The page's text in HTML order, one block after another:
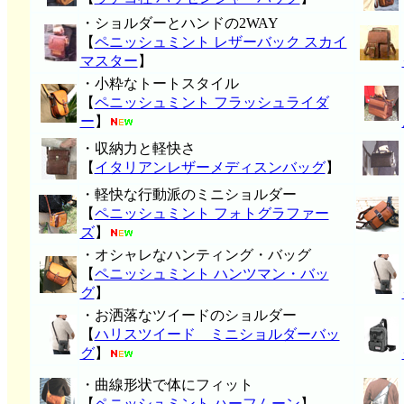
・ショルダーとハンドの2WAY
【ペニッシュミント レザーバック スカイ
マスター 】
・小粋なトートスタイル
【ペニッシュミント フラッシュライダ
ー 】
・収納力と軽快さ
【 イタリアンレザーメディスンバッグ】
・軽快な行動派のミニショルダー
【ペニッシュミント フォトグラファー
ズ】
・オシャレなハンティング・バッグ
【ペニッシュミント ハンツマン・バッ
グ】
・お洒落なツイードのショルダー
【ハリスツイード ミニショルダーバッ
グ】
・曲線形状で体にフィット